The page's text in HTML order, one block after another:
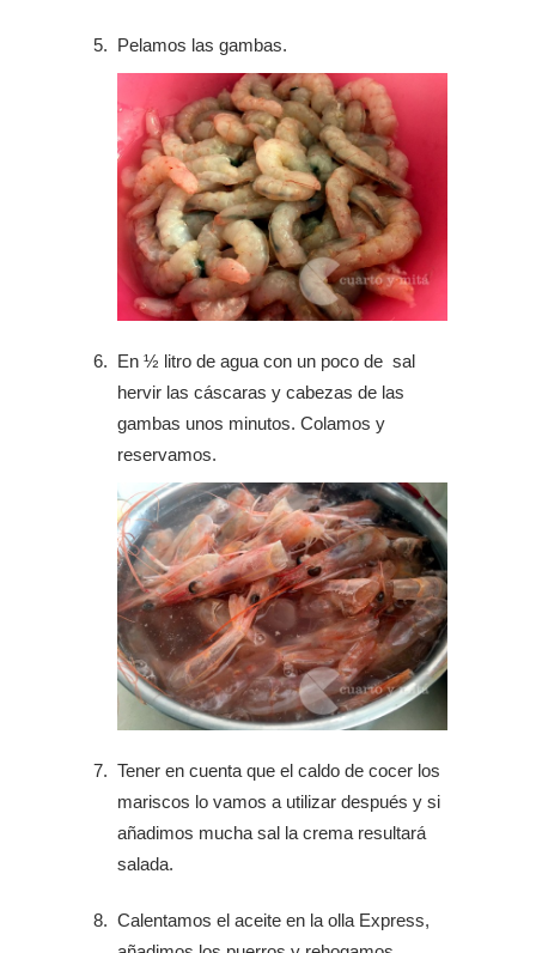
Pelamos las gambas.
En ½ litro de agua con un poco de sal
hervir las cáscaras y cabezas de las
gambas unos minutos. Colamos y
reservamos.
Tener en cuenta que el caldo de cocer los
mariscos lo vamos a utilizar después y si
añadimos mucha sal la crema resultará
salada.
Calentamos el aceite en la olla Express,